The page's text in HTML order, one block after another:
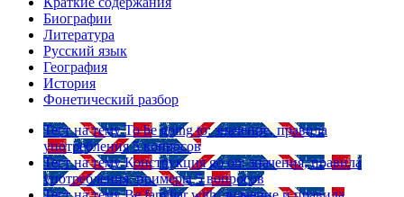
Биографии
Литература
Русский язык
География
История
Фонетический разбор
Тест на тему To be going to: значение, правила
употребления 5 вопросов
Тест на тему Конструкция go on: значения, правила
употребления, примеры 5 вопросов